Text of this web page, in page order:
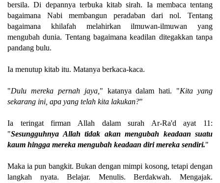
bersila. Di depannya terbuka kitab sirah. Ia membaca tentang
bagaimana Nabi membangun peradaban dari nol. Tentang
bagaimana khilafah melahirkan ilmuwan-ilmuwan yang
mengubah dunia. Tentang bagaimana keadilan ditegakkan tanpa
pandang bulu.
Ia menutup kitab itu. Matanya berkaca-kaca.
"Dulu mereka pernah jaya, " katanya dalam hati. "Kita yang
sekarang ini, apa yang telah kita lakukan?"
Ia teringat firman Allah dalam surah Ar-Ra'd ayat 11:
"Sesungguhnya Allah tidak akan mengubah keadaan suatu
kaum hingga mereka mengubah keadaan diri mereka sendiri."
Maka ia pun bangkit. Bukan dengan mimpi kosong, tetapi dengan
langkah nyata. Belajar. Menulis. Berdakwah. Mengajak.